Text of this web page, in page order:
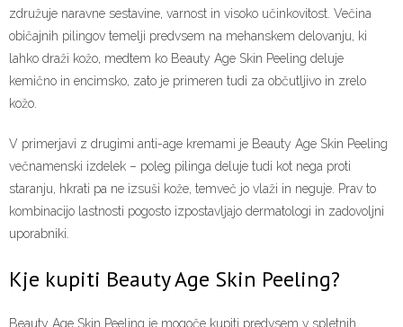
združuje naravne sestavine, varnost in visoko učinkovitost. Večina
običajnih pilingov temelji predvsem na mehanskem delovanju, ki
lahko draži kožo, medtem ko Beauty Age Skin Peeling deluje
kemično in encimsko, zato je primeren tudi za občutljivo in zrelo
kožo.
V primerjavi z drugimi anti-age kremami je Beauty Age Skin Peeling
večnamenski izdelek – poleg pilinga deluje tudi kot nega proti
staranju, hkrati pa ne izsuši kože, temveč jo vlaži in neguje. Prav to
kombinacijo lastnosti pogosto izpostavljajo dermatologi in zadovoljni
uporabniki.
Kje kupiti Beauty Age Skin Peeling?
Beauty Age Skin Peeling je mogoče kupiti predvsem v spletnih